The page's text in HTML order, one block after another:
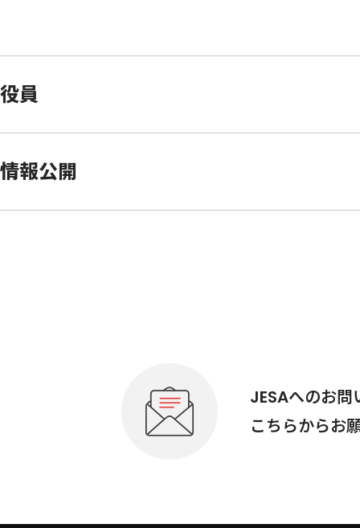
役員
情報公開
JESAへのお
こちらからお